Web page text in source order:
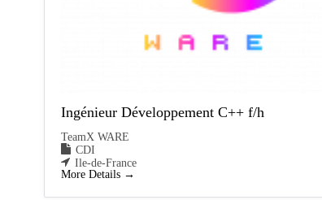
Ingénieur Développement C++ f/h
TeamX WARE
CDI
Ile-de-France
More Details